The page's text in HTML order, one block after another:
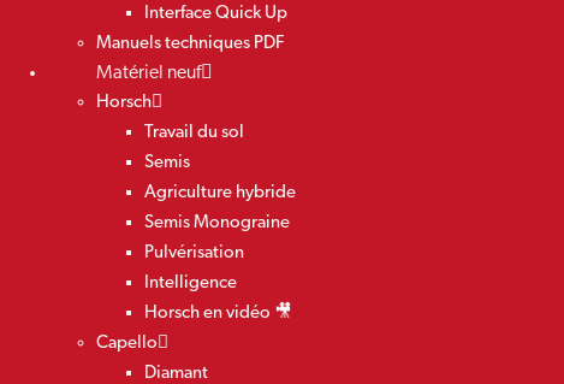
Interface Quick Up
Manuels techniques PDF
Matériel neuf
Horsch
Travail du sol
Semis
Agriculture hybride
Semis Monograine
Pulvérisation
Intelligence
Horsch en vidéo 🎥
Capello
Diamant